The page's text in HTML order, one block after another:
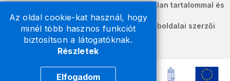
Az oldal cookie-kat használ, hogy
minél több hasznos funkciót
biztosítson a látogatóknak.
Részletek
Elfogadom
A honlapon szereplő információk változatlan tartalommal és
formában szabadon terjeszthetők.
2026 © A Nemzeti Adó- és Vámhivatal weboldalai szerzői
jogvédelem alatt állnak.